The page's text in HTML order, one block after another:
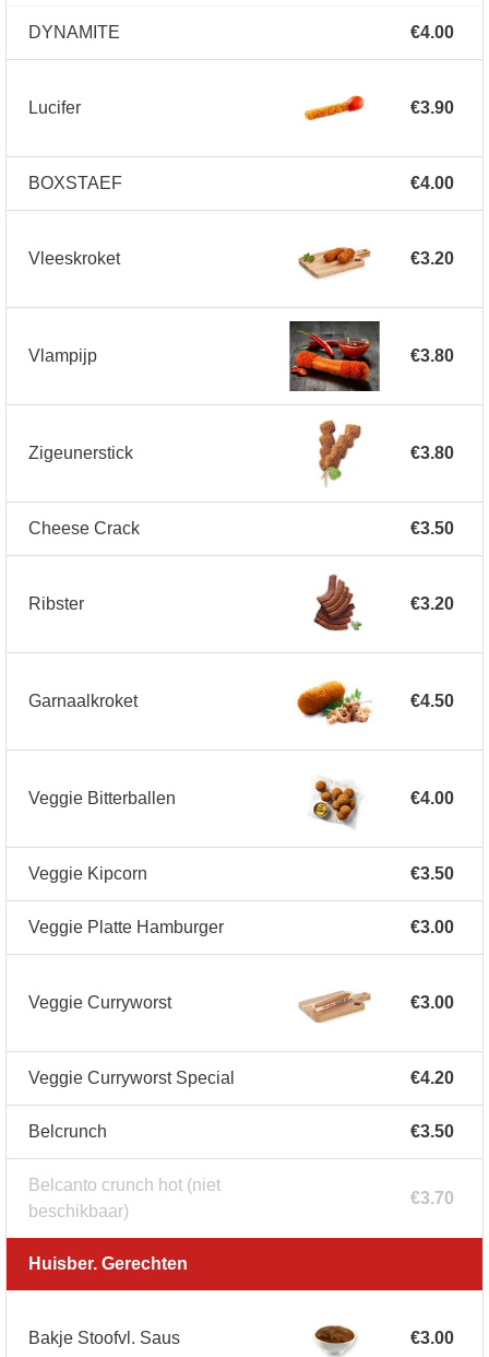
DYNAMITE €4.00
Lucifer €3.90
BOXSTAEF €4.00
Vleeskroket €3.20
Vlampijp €3.80
Zigeunerstick €3.80
Cheese Crack €3.50
Ribster €3.20
Garnaalkroket €4.50
Veggie Bitterballen €4.00
Veggie Kipcorn €3.50
Veggie Platte Hamburger €3.00
Veggie Curryworst €3.00
Veggie Curryworst Special €4.20
Belcrunch €3.50
Belcanto crunch hot (niet
beschikbaar)
€3.70
Huisber. Gerechten
Bakje Stoofvl. Saus €3.00